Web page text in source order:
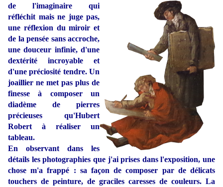
de l'imaginaire qui
réfléchit mais ne juge pas,
une réflexion du miroir et
de la pensée sans accroche,
une douceur infinie, d'une
dextérité incroyable et
d'une préciosité tendre. Un
joaillier ne met pas plus de
finesse à composer un
diadème de pierres
précieuses qu'Hubert
Robert à réaliser un
tableau.
En observant dans les
détails les photographies que j'ai prises dans l'exposition, une
chose m'a frappé : sa façon de composer par de délicats
touchers de peinture, de graciles caresses de couleurs. La